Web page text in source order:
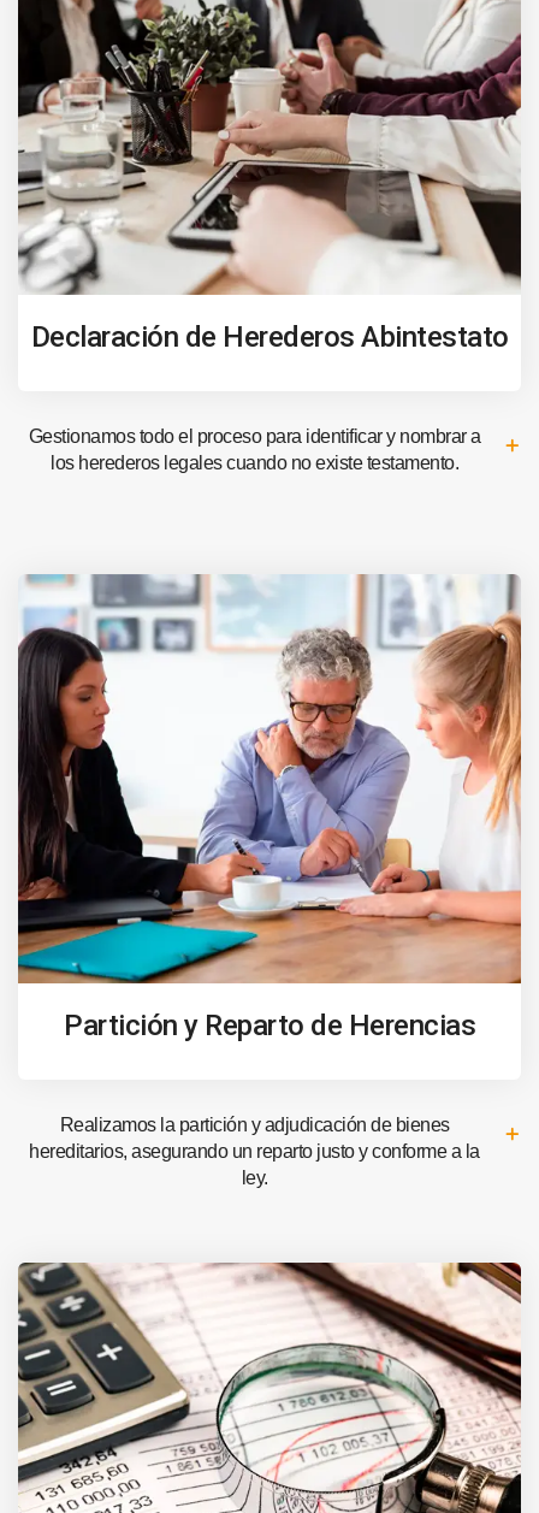
Declaración de Herederos Abintestato
Gestionamos todo el proceso para identificar y nombrar a
los herederos legales cuando no existe testamento.
Partición y Reparto de Herencias
Realizamos la partición y adjudicación de bienes
hereditarios, asegurando un reparto justo y conforme a la
ley.